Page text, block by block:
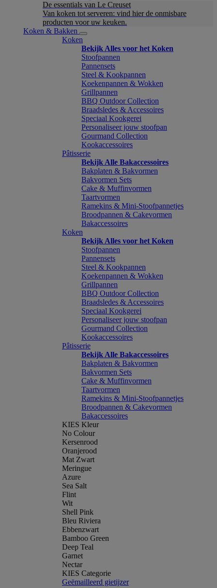
De essentials van Le Creuset
Van koken tot serveren: vind hier de onmisbare
producten voor uw keuken.
Koken & Bakken
Koken
Bekijk Alles voor het Koken
Stoofpannen
Pannensets
Steel & Kookpannen
Koekenpannen & Wokken
Grillpannen
BBQ Outdoor Collection
Braadsledes & Accessoires
Speciaal Kookgerei
Personaliseer jouw stoofpan
Gourmand Collection
Kookaccessoires
Pâtisserie
Bekijk Alle Bakaccessoires
Bakplaten & Bakvormen
Bakvormen Sets
Cake & Muffinvormen
Taartvormen
Ramekins & Mini-Stoofpannetjes
Broodpannen & Cakevormen
Bakaccessoires
Koken
Bekijk Alles voor het Koken
Stoofpannen
Pannensets
Steel & Kookpannen
Koekenpannen & Wokken
Grillpannen
BBQ Outdoor Collection
Braadsledes & Accessoires
Speciaal Kookgerei
Personaliseer jouw stoofpan
Gourmand Collection
Kookaccessoires
Pâtisserie
Bekijk Alle Bakaccessoires
Bakplaten & Bakvormen
Bakvormen Sets
Cake & Muffinvormen
Taartvormen
Ramekins & Mini-Stoofpannetjes
Broodpannen & Cakevormen
Bakaccessoires
KIES Kleur
No Colour
Kersenrood
Oranjerood
Mat Zwart
Meringue
Azure
Sea Salt
Flint
Wit
Shell Pink
Bleu Riviera
Ebbenzwart
Bamboo Green
Deep Teal
Garnet
Nectar
KIES Categorie
Geëmailleerd gietijzer